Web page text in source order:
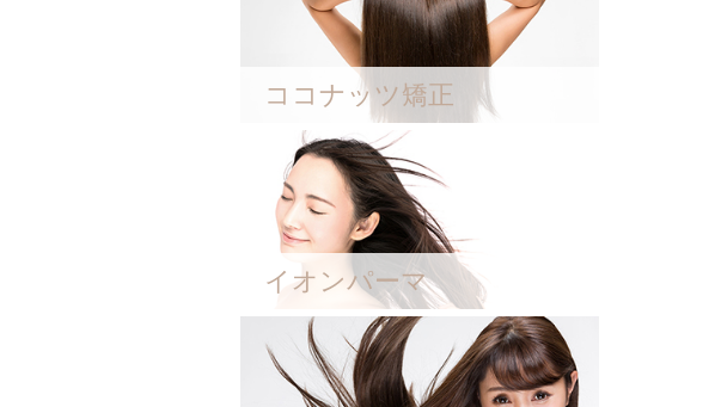
ココナッツ矯正
イオンパーマ